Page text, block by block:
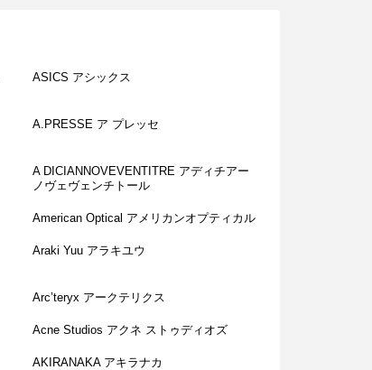
ASICS アシックス
A.PRESSE ア プレッセ
A DICIANNOVEVENTITRE アディチアー
ノヴェヴェンチトール
American Optical アメリカンオプティカル
Araki Yuu アラキユウ
Arc’teryx アークテリクス
Acne Studios アクネ ストゥディオズ
AKIRANAKA アキラナカ